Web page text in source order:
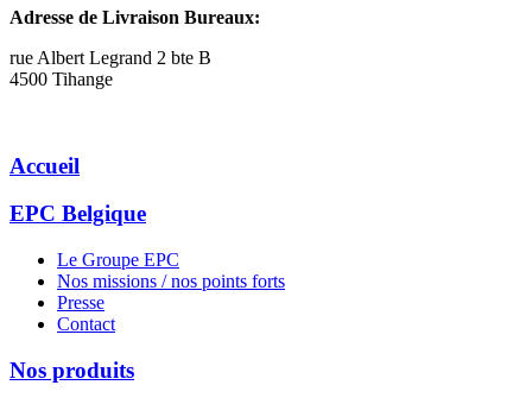
Adresse de Livraison Bureaux:
rue Albert Legrand 2 bte B
4500 Tihange
Accueil
EPC Belgique
Le Groupe EPC
Nos missions / nos points forts
Presse
Contact
Nos produits